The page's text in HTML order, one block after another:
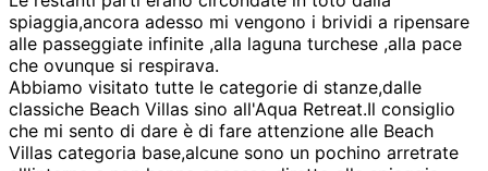
spiaggia,ancora adesso mi vengono i brividi a ripensare
alle passeggiate infinite ,alla laguna turchese ,alla pace
che ovunque si respirava.
Abbiamo visitato tutte le categorie di stanze,dalle
classiche Beach Villas sino all'Aqua Retreat.Il consiglio
che mi sento di dare è di fare attenzione alle Beach
Villas categoria base,alcune sono un pochino arretrate